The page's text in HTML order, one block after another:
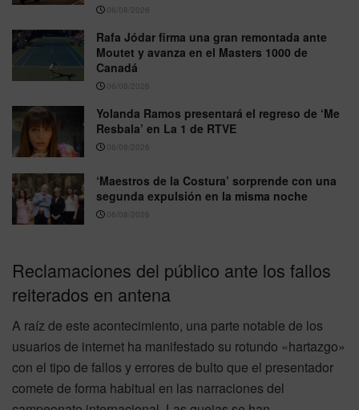
06/08/2026
Rafa Jódar firma una gran remontada ante
Moutet y avanza en el Masters 1000 de
Canadá
06/08/2026
Yolanda Ramos presentará el regreso de ‘Me
Resbala’ en La 1 de RTVE
06/08/2026
‘Maestros de la Costura’ sorprende con una
segunda expulsión en la misma noche
06/08/2026
Reclamaciones del público ante los fallos
reiterados en antena
A raíz de este acontecimiento, una parte notable de los
usuarios de internet ha manifestado su rotundo «hartazgo»
con el tipo de fallos y errores de bulto que el presentador
comete de forma habitual en las narraciones del